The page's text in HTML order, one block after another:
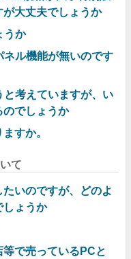
大丈夫でしょうか
うか
ル機能が無いのです
考えていますが、い
でしょうか
すか。
て
いのですが、どのよ
しょうか
で売っているPCと